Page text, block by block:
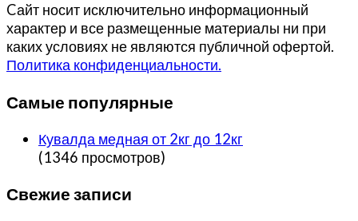
Cайт носит исключительно информационный
характер и все размещенные материалы ни при
каких условиях не являются публичной офертой.
Политика конфиденциальности.
Самые популярные
Кувалда медная от 2кг до 12кг
(1346 просмотров)
Свежие записи